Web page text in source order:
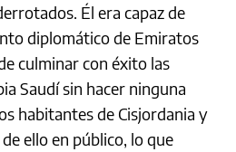
Él era capaz de
diplomático de Emiratos
culminar con éxito las
Saudí sin hacer ninguna
habitantes de Cisjordania y
ello en público, lo que